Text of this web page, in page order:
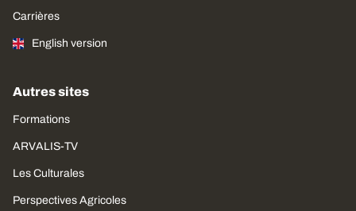
Carrières
English version
Autres sites
Formations
ARVALIS-TV
Les Culturales
Perspectives Agricoles